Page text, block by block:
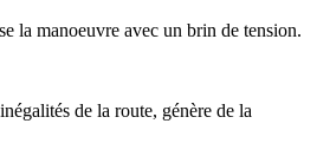
la manoeuvre avec un brin de tension.
de la route, génère de la